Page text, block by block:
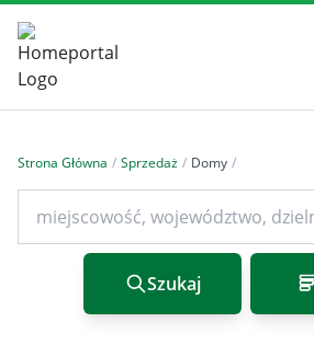
Strona Główna / Sprzedaż / Domy /
Szukaj